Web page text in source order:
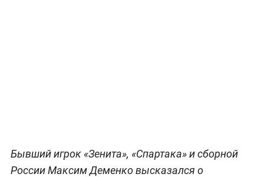
Бывший игрок «Зенита», «Спартака» и сборной
России Максим Деменко высказался о